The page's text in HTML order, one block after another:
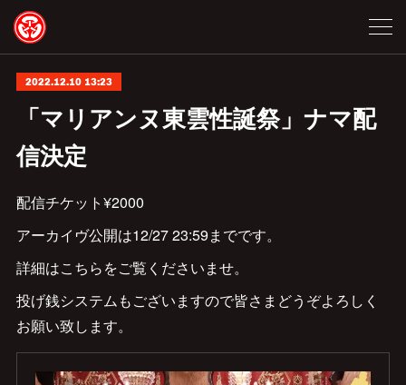
2022.12.10 13:23
「マリアンヌ東雲性誕祭」ナマ配
信決定
配信チケット¥2000
アーカイヴ公開は12/27 23:59までです。
詳細はこちらをご覧くださいませ。
投げ銭システムもございますので皆さまどうぞよろしく
お願い致します。